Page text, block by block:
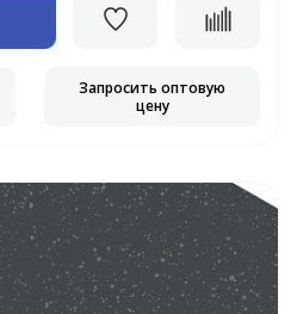
Запросить оптовую
цену